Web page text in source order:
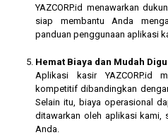
YAZCORP.id menawarkan
siap membantu Anda
panduan penggunaan aplikasi
Hemat Biaya dan Mudah
Aplikasi kasir YAZCORP.id
kompetitif dibandingkan
Selain itu, biaya operasional
ditawarkan oleh aplikasi kami,
Anda.